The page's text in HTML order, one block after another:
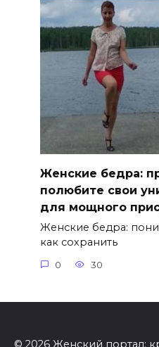
Женские бедра:
полюбите свои
для мощного
Женские бедра:
как сохранить
0 30